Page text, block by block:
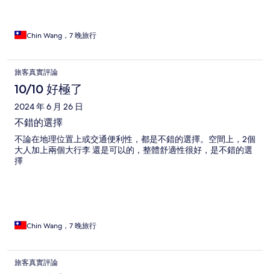
Chin Wang，7 晚旅行
旅客真實評論
10/10 好極了
2024 年 6 月 26 日
不錯的選擇
不論在地理位置上或交通便利性，都是不錯的選擇。空間上，2個
大人加上兩個大行李 還是可以的，整體舒適性很好，是不錯的選
擇
Chin Wang，7 晚旅行
旅客真實評論